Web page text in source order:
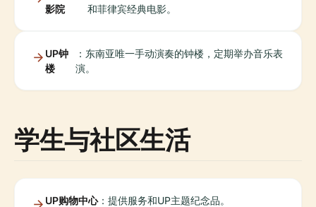
影院 和菲律宾经典电影。
UP钟
楼
：东南亚唯一手动演奏的钟楼，定期举办音乐表
演。
学生与社区生活
UP购物中心：提供服务和UP主题纪念品。